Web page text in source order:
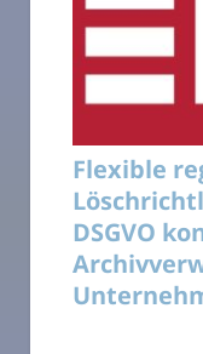
Flexible
DSGVO